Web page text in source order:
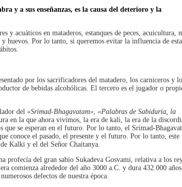
y a sus enseñanzas, es la causa del deterioro y la
y acuáticos en mataderos, estanques de peces, acuicultura,
huevos. Por lo tanto, si queremos evitar la influencia de
por los sacrificadores del matadero, los carniceros y
de bebidas alcohólicas. El tercero es el jugador o
del «Srimad-Bhagavatam», «Palabras de Sabiduría, la
en la que ahora vivimos, la era de kali, la era de la
se esperan en el futuro. Por lo tanto, el Srimad-
conoce el pasado, el presente y el futuro. Por lo tanto, este
Kalki y el del Señor Chaitanya.
profecía del gran sabio Sukadeva Gosvami, relativa a los
comienza alrededor del año 3000 a.C. y dura 432.000
defectos de nuestra época.